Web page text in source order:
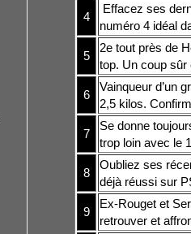
4
Effacez ses
numéro 4 idéal
5
2e tout près de
top. Un coup sûr
6
Vainqueur d’un
2,5 kilos.
7
Se donne
trop loin avec le
8
Oubliez ses
déjà réussi sur
9
Ex-Rouget et
retrouver et